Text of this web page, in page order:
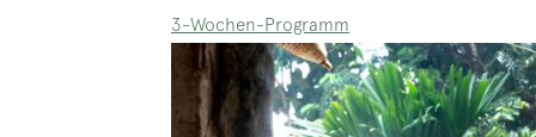
3-Wochen-Programm